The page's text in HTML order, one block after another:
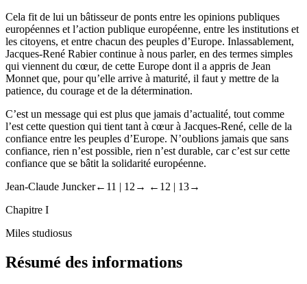
Cela fit de lui un bâtisseur de ponts entre les opinions publiques
européennes et l’action publique européenne, entre les institutions et
les citoyens, et entre chacun des peuples d’Europe. Inlassablement,
Jacques-René Rabier continue à nous parler, en des termes simples
qui viennent du cœur, de cette Europe dont il a appris de Jean
Monnet que, pour qu’elle arrive à maturité, il faut y mettre de la
patience, du courage et de la détermination.
C’est un message qui est plus que jamais d’actualité, tout comme
l’est cette question qui tient tant à cœur à Jacques-René, celle de la
confiance entre les peuples d’Europe. N’oublions jamais que sans
confiance, rien n’est possible, rien n’est durable, car c’est sur cette
confiance que se bâtit la solidarité européenne.
Jean-Claude Juncker←11 | 12→ ←12 | 13→
Chapitre I
Miles studiosus
Résumé des informations